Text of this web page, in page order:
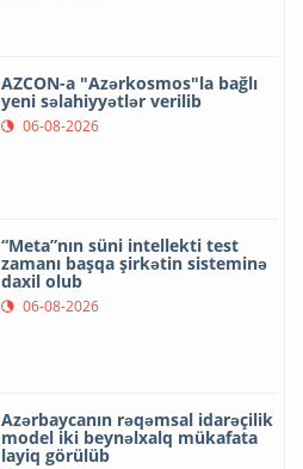
AZCON-a "Azərkosmos"la bağlı
yeni səlahiyyətlər verilib
06-08-2026
“Meta”nın süni intellekti test
zamanı başqa şirkətin sisteminə
daxil olub
06-08-2026
Azərbaycanın rəqəmsal idarəçilik
model iki beynəlxalq mükafata
layiq görülüb